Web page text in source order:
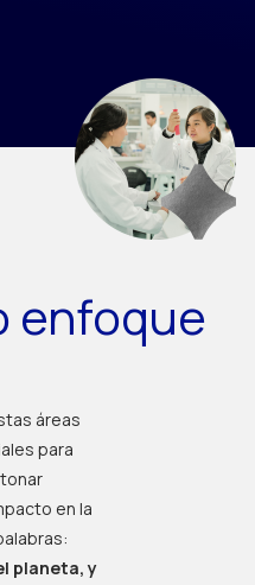
enfoque
áreas
para
en la
planeta, y